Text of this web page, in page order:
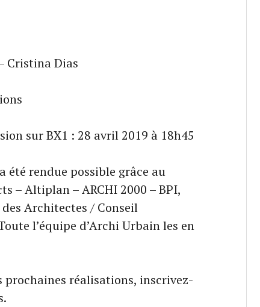
Cristina Dias
sur BX1 : 28 avril 2019 à 18h45
été rendue possible grâce au
– Altiplan – ARCHI 2000 – BPI,
Architectes / Conseil
l’équipe d’Archi Urbain les en
réalisations, inscrivez-